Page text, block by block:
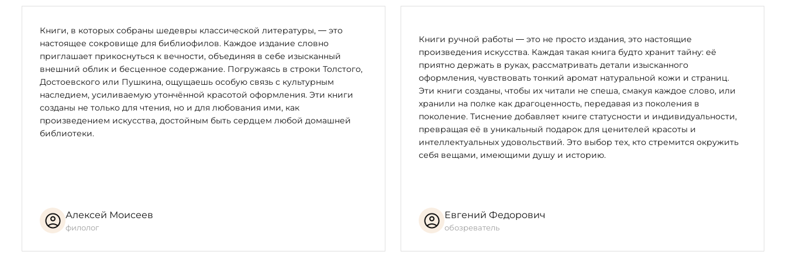
Юрий Боровицкий — один из тех авторов, кто верен «алхимии графических искусств». В своём творчестве он близок к
Иллюстрации Боровицкого с сумрачным колоритом, которому артистичность исполнения придаёт почти ощутимую
бархатистость и глубину, полны символизма и аллегорий. Как и многие миллионы людей, художник пытается постичь
глубину этой пророческой книги. Пропуская сквозь себя строки боговдохновенного текста, он осуществляет его перевод на
язык изобразительного искусства.
Величие образов, мощность контрастов, загадочная сложность символов — авторское прочтение текста книги, визуальное
отражение её сути. В иллюстрациях запечатлены самые важные моменты Откровения: старцы с золотыми венцами, агнец и
книга, запечатанная семью печатями, семь всадников Апокалипсиса, дракон, архангел Михаил, жена, родившая младенца… Их
можно читать так же, как и само Откровение, погружаясь и раскрывая многомерный смысл пророчества.
В работе над книгой принимали участие:
Автор иллюстраций; печать офортов — Юрий Боровицкий
Книги, в которых собраны шедевры классической литературы, — это
настоящее сокровище для библиофилов. Каждое издание словно
приглашает прикоснуться к вечности, объединяя в себе изысканный
внешний облик и бесценное содержание. Погружаясь в строки Толстого,
Достоевского или Пушкина, ощущаешь особую связь с культурным
наследием, усиливаемую утончённой красотой оформления. Эти книги
созданы не только для чтения, но и для любования ими, как
произведением искусства, достойным быть сердцем любой домашней
библиотеки.
Алексей Моисеев
филолог
Книги ручной работы — это не просто издания, это настоящие
произведения искусства. Каждая такая книга будто хранит тайну: её
приятно держать в руках, рассматривать детали изысканного
оформления, чувствовать тонкий аромат натуральной кожи и страниц.
Эти книги созданы, чтобы их читали не спеша, смакуя каждое слово, или
хранили на полке как драгоценность, передавая из поколения в
поколение. Тиснение добавляет книге статусности и индивидуальности,
превращая её в уникальный подарок для ценителей красоты и
интеллектуальных удовольствий. Это выбор тех, кто стремится окружить
себя вещами, имеющими душу и историю.
Евгений Федорович
обозреватель